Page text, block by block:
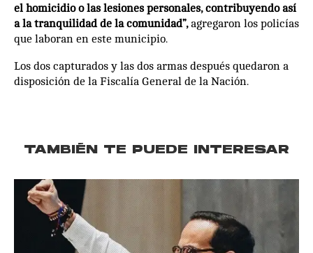
el homicidio o las lesiones personales, contribuyendo así
a la tranquilidad de la comunidad”,agregaron los policías
que laboran en este municipio.
Los dos capturados y las dos armas después quedaron a
disposición de la Fiscalía General de la Nación.
TAMBIÉN TE PUEDE INTERESAR